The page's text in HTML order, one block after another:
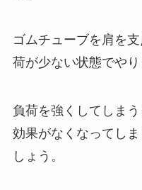
ゴムチューブを肩を
荷が少ない状態でやり
負荷を強くしてしま
効果がなくなってし
しょう。